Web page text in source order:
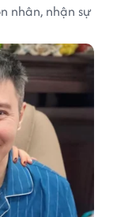
nhân, nhận sự